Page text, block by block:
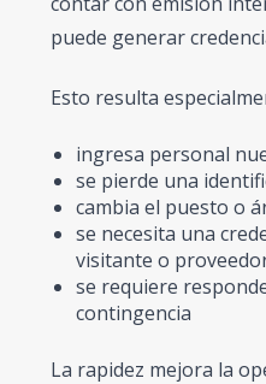
puede generar
Esto resulta
ingresa personal
se pierde una
cambia el puesto o
se necesita una
visitante o
se requiere
contingencia
La rapidez mejora la